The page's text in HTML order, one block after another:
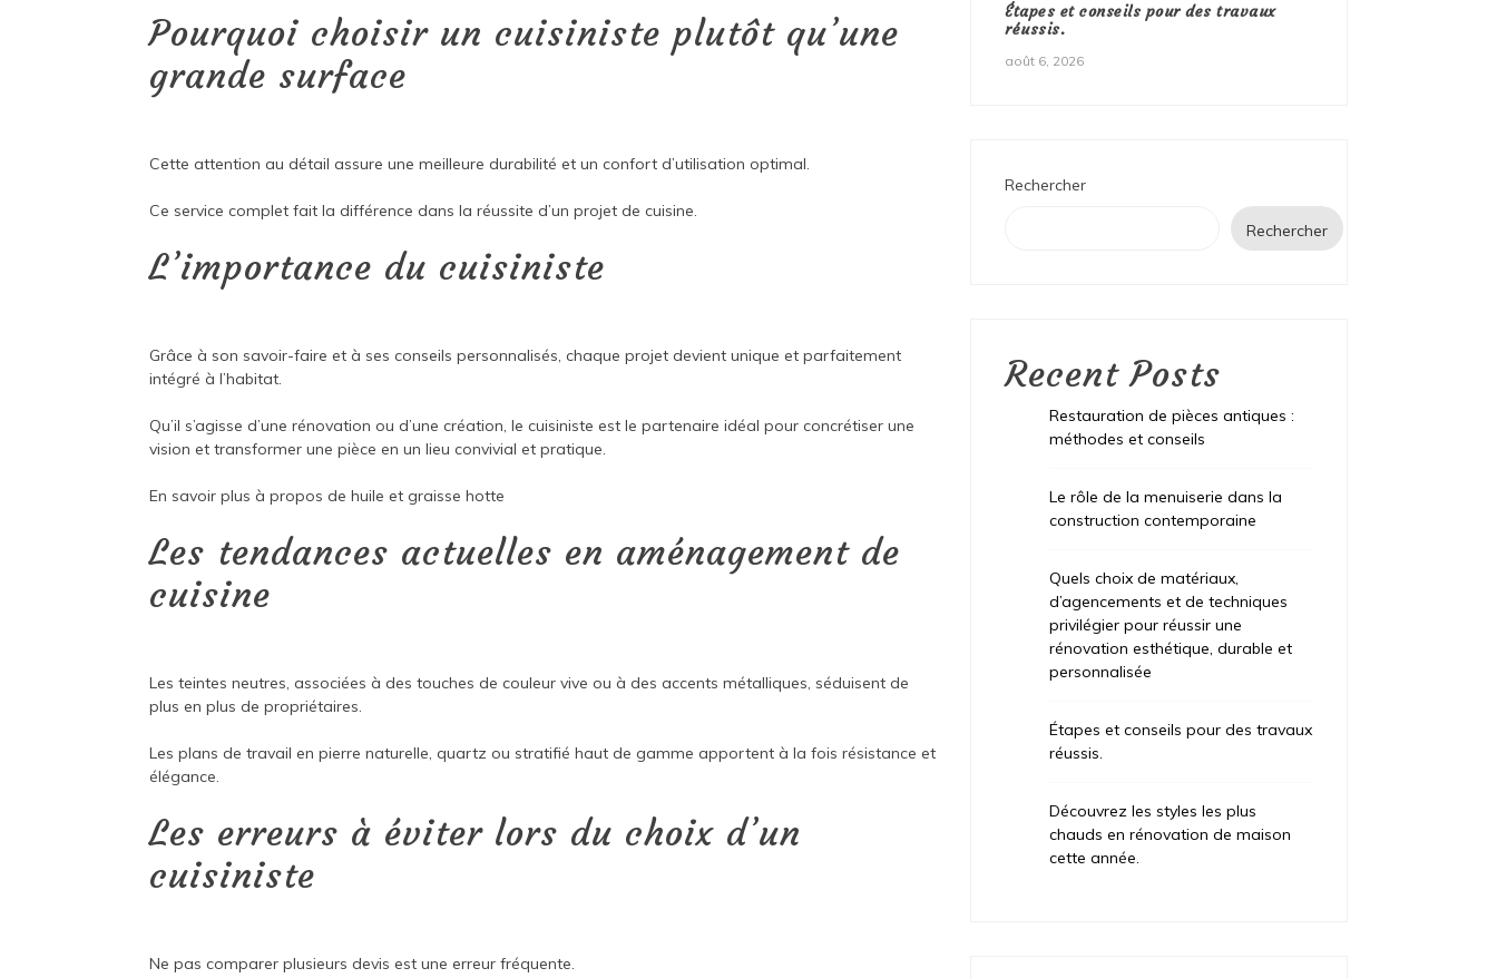
Pourquoi choisir un cuisiniste plutôt qu’une
grande surface
Cette attention au détail assure une meilleure durabilité et un confort d’utilisation optimal.
Ce service complet fait la différence dans la réussite d’un projet de cuisine.
L’importance du cuisiniste
Grâce à son savoir-faire et à ses conseils personnalisés, chaque projet devient unique et parfaitement
intégré à l’habitat.
Qu’il s’agisse d’une rénovation ou d’une création, le cuisiniste est le partenaire idéal pour concrétiser une
vision et transformer une pièce en un lieu convivial et pratique.
En savoir plus à propos dehuile et graisse hotte
Les tendances actuelles en aménagement de
cuisine
Les teintes neutres, associées à des touches de couleur vive ou à des accents métalliques, séduisent de
plus en plus de propriétaires.
Les plans de travail en pierre naturelle, quartz ou stratifié haut de gamme apportent à la fois résistance et
élégance.
Les erreurs à éviter lors du choix d’un
cuisiniste
Ne pas comparer plusieurs devis est une erreur fréquente.
Étapes et conseils pour des travaux
réussis.
août 6, 2026
Rechercher
Rechercher
Recent Posts
Restauration de pièces antiques :
méthodes et conseils
Le rôle de la menuiserie dans la
construction contemporaine
Quels choix de matériaux,
d’agencements et de techniques
privilégier pour réussir une
rénovation esthétique, durable et
personnalisée
Étapes et conseils pour des travaux
réussis.
Découvrez les styles les plus
chauds en rénovation de maison
cette année.